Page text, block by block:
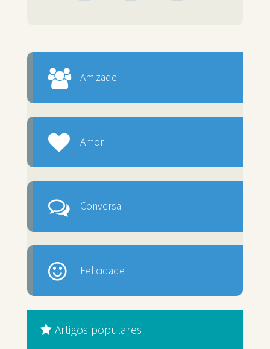
Amizade
Amor
Conversa
Felicidade
Artigos populares